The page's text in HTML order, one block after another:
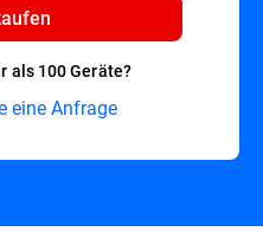
als 100 Geräte?
eine Anfrage